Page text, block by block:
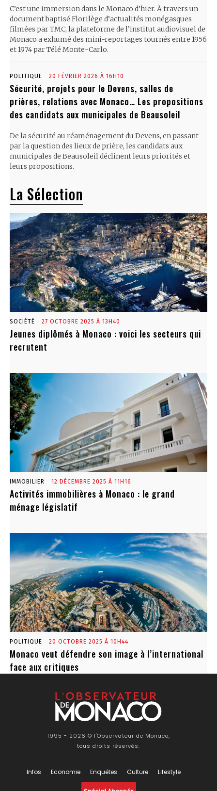
C’est une immersion dans le Monaco d’hier. À travers un
document baptisé Florilège d’actualités monégasques
filmées par TMC, la plateforme de l’Institut audiovisuel de
Monaco a exhumé des mini-reportages tournés entre 1956
et 1974 par Télé Monte-Carlo.
POLITIQUE 20 FÉVRIER 2026 À 16H10
Sécurité, projets pour le Devens, salles de
prières, relations avec Monaco… Les propositions
des candidats aux municipales de Beausoleil
De la sécurité au réaménagement du Devens, en passant
par la question des lieux de prière, les candidats aux
municipales de Beausoleil déclinent leurs priorités et
leurs propositions.
La Sélection
SOCIÉTÉ 27 OCTOBRE 2025 À 13H40
Jeunes diplômés à Monaco : voici les secteurs qui
recrutent
IMMOBILIER 12 DÉCEMBRE 2025 À 11H16
Activités immobilières à Monaco : le grand
ménage législatif
POLITIQUE 20 OCTOBRE 2025 À 10H44
Monaco veut défendre son image à l’international
face aux critiques
1995 - 2026 © l'Observateur de Monaco,
tous droits réservés.
Infos Economie Enquêtes Culture Lifestyle